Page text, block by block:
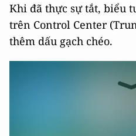
Khi đã thực sự tắt, biểu
trên Control Center
thêm dấu gạch chéo.